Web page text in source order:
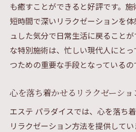
も癒すことができると好評です。施
短時間で深いリラクゼーションを
ュした気分で日常生活に戻ること
な特別施術は、忙しい現代人にと
つための重要な手段となっているの
心を落ち着かせるリラクゼーショ
エステ パラダイスでは、心を落ち
リラクゼーション方法を提供して